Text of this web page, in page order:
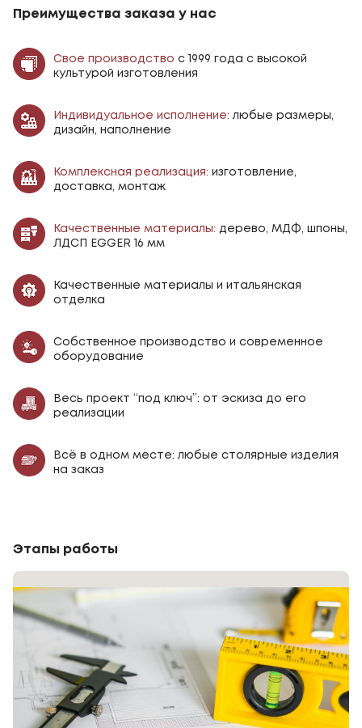
Преимущества заказа у нас
Свое производство с 1999 года с высокой
культурой изготовления
Индивидуальное исполнение: любые размеры,
дизайн, наполнение
Комплексная реализация: изготовление,
доставка, монтаж
Качественные материалы: дерево, МДФ, шпоны,
ЛДСП EGGER 16 мм
Качественные материалы и итальянская
отделка
Собственное производство и современное
оборудование
Весь проект “под ключ”: от эскиза до его
реализации
Всё в одном месте: любые столярные изделия
на заказ
Этапы работы